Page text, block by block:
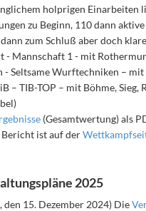
holprigen Einarbeiten
zu Beginn, 110 dann
zum Schluß aber doch
- Mannschaft 1 - mit
- Seltsame Wurftechniken – mit
– TIB-TOP – mit Böhme, Sieg,
(Gesamtwertung) als
Bericht ist auf der
2025
den 15. Dezember 2024) Die